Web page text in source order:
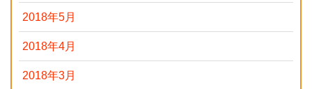
2018年5月
2018年4月
2018年3月